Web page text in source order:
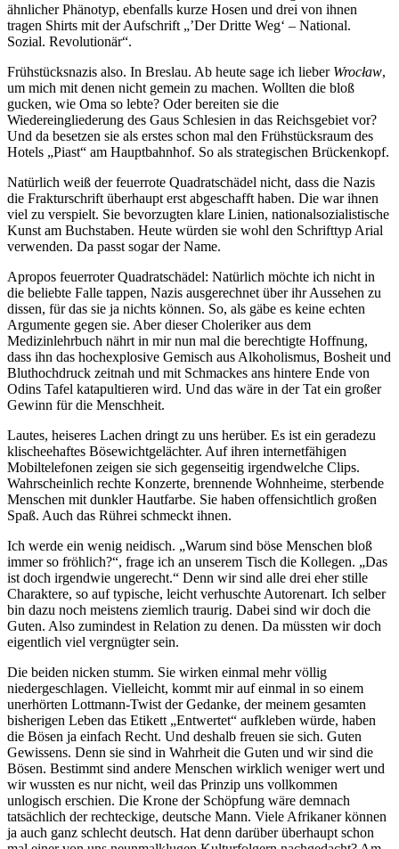
ähnlicher Phänotyp, ebenfalls kurze Hosen und drei von ihnen
tragen Shirts mit der Aufschrift „’Der Dritte Weg‘ – National.
Sozial. Revolutionär“.
Frühstücksnazis also. In Breslau. Ab heute sage ich lieber Wrocław,
um mich mit denen nicht gemein zu machen. Wollten die bloß
gucken, wie Oma so lebte? Oder bereiten sie die
Wiedereingliederung des Gaus Schlesien in das Reichsgebiet vor?
Und da besetzen sie als erstes schon mal den Frühstücksraum des
Hotels „Piast“ am Hauptbahnhof. So als strategischen Brückenkopf.
Natürlich weiß der feuerrote Quadratschädel nicht, dass die Nazis
die Frakturschrift überhaupt erst abgeschafft haben. Die war ihnen
viel zu verspielt. Sie bevorzugten klare Linien, nationalsozialistische
Kunst am Buchstaben. Heute würden sie wohl den Schrifttyp Arial
verwenden. Da passt sogar der Name.
Apropos feuerroter Quadratschädel: Natürlich möchte ich nicht in
die beliebte Falle tappen, Nazis ausgerechnet über ihr Aussehen zu
dissen, für das sie ja nichts können. So, als gäbe es keine echten
Argumente gegen sie. Aber dieser Choleriker aus dem
Medizinlehrbuch nährt in mir nun mal die berechtigte Hoffnung,
dass ihn das hochexplosive Gemisch aus Alkoholismus, Bosheit und
Bluthochdruck zeitnah und mit Schmackes ans hintere Ende von
Odins Tafel katapultieren wird. Und das wäre in der Tat ein großer
Gewinn für die Menschheit.
Lautes, heiseres Lachen dringt zu uns herüber. Es ist ein geradezu
klischeehaftes Bösewichtgelächter. Auf ihren internetfähigen
Mobiltelefonen zeigen sie sich gegenseitig irgendwelche Clips.
Wahrscheinlich rechte Konzerte, brennende Wohnheime, sterbende
Menschen mit dunkler Hautfarbe. Sie haben offensichtlich großen
Spaß. Auch das Rührei schmeckt ihnen.
Ich werde ein wenig neidisch. „Warum sind böse Menschen bloß
immer so fröhlich?“, frage ich an unserem Tisch die Kollegen. „Das
ist doch irgendwie ungerecht.“ Denn wir sind alle drei eher stille
Charaktere, so auf typische, leicht verhuschte Autorenart. Ich selber
bin dazu noch meistens ziemlich traurig. Dabei sind wir doch die
Guten. Also zumindest in Relation zu denen. Da müssten wir doch
eigentlich viel vergnügter sein.
Die beiden nicken stumm. Sie wirken einmal mehr völlig
niedergeschlagen. Vielleicht, kommt mir auf einmal in so einem
unerhörten Lottmann-Twist der Gedanke, der meinem gesamten
bisherigen Leben das Etikett „Entwertet“ aufkleben würde, haben
die Bösen ja einfach Recht. Und deshalb freuen sie sich. Guten
Gewissens. Denn sie sind in Wahrheit die Guten und wir sind die
Bösen. Bestimmt sind andere Menschen wirklich weniger wert und
wir wussten es nur nicht, weil das Prinzip uns vollkommen
unlogisch erschien. Die Krone der Schöpfung wäre demnach
tatsächlich der rechteckige, deutsche Mann. Viele Afrikaner können
ja auch ganz schlecht deutsch. Hat denn darüber überhaupt schon